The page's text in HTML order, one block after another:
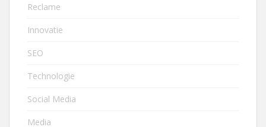
Reclame
Innovatie
SEO
Technologie
Social Media
Media